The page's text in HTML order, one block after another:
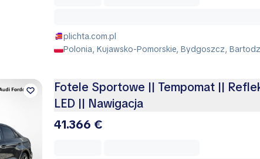
plichta.com.pl
Polonia, Kujawsko-Pomorskie, Bydgoszcz,
Fotele Sportowe || Tempomat ||
LED || Nawigacja
41.366 €